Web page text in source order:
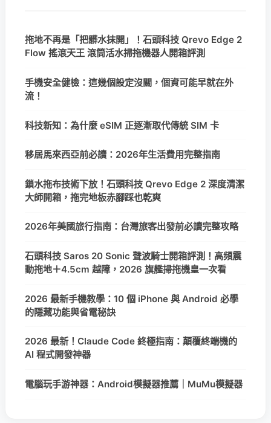
拖地不再是「把髒水抹開」！石頭科技 Qrevo Edge 2
Flow 搖滾天王 滾筒活水掃拖機器人開箱評測
手機安全健檢：這幾個設定沒關，個資可能早就在外
流！
科技新知：為什麼 eSIM 正逐漸取代傳統 SIM 卡
移居馬來西亞前必讀：2026年生活費用完整指南
鎖水拖布技術下放！石頭科技 Qrevo Edge 2 深度清潔
大師開箱，拖完地板赤腳踩也乾爽
2026年美國旅行指南：台灣旅客出發前必讀完整攻略
石頭科技 Saros 20 Sonic 聲波騎士開箱評測！高頻震
動拖地＋4.5cm 越障，2026 旗艦掃拖機皇一次看
2026 最新手機教學：10 個 iPhone 與 Android 必學
的隱藏功能與省電秘訣
2026 最新！Claude Code 終極指南：顛覆終端機的
AI 程式開發神器
電腦玩手游神器：Android模擬器推薦｜MuMu模擬器